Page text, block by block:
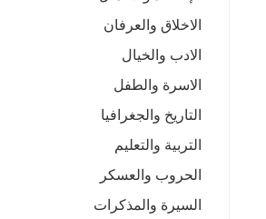
الاخلاق والعرفان
الادب والخيال
الاسرة والطفل
التاريخ والجغرافيا
التربية والتعليم
الحروب والعسكر
السيرة والمذكرات